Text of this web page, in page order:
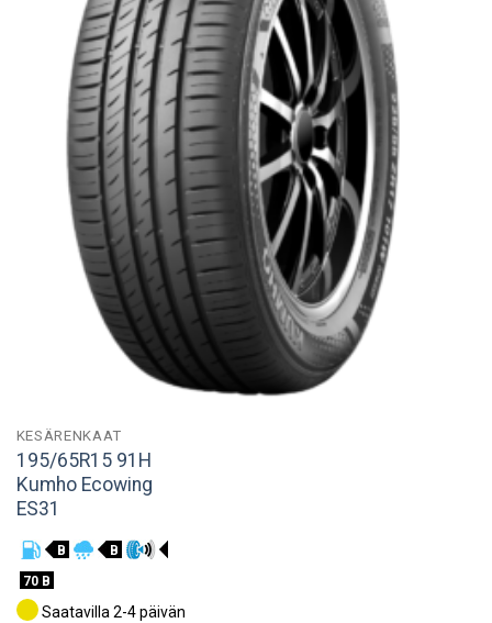
KESÄRENKAAT
195/65R15 91H
Kumho Ecowing
ES31
B
B
70 B
Saatavilla 2-4 päivän